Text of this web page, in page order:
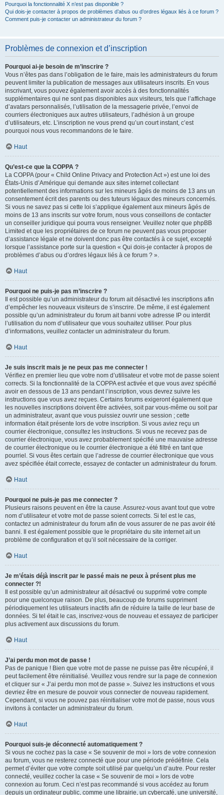
Pourquoi la fonctionnalité X n’est pas disponible ?
Qui dois-je contacter à propos de problèmes d’abus ou d’ordres légaux liés à ce forum ?
Comment puis-je contacter un administrateur du forum ?
Problèmes de connexion et d’inscription
Pourquoi ai-je besoin de m’inscrire ?
Vous n’êtes pas dans l’obligation de le faire, mais les administrateurs du forum
peuvent limiter la publication de messages aux utilisateurs inscrits. En vous
inscrivant, vous pouvez également avoir accès à des fonctionnalités
supplémentaires qui ne sont pas disponibles aux visiteurs, tels que l’affichage
d’avatars personnalisés, l’utilisation de la messagerie privée, l’envoi de
courriers électroniques aux autres utilisateurs, l’adhésion à un groupe
d’utilisateurs, etc. L’inscription ne vous prend qu’un court instant, c’est
pourquoi nous vous recommandons de le faire.
Haut
Qu’est-ce que la COPPA ?
La COPPA (pour « Child Online Privacy and Protection Act ») est une loi des
États-Unis d’Amérique qui demande aux sites internet collectant
potentiellement des informations sur les mineurs âgés de moins de 13 ans un
consentement écrit des parents ou des tuteurs légaux des mineurs concernés.
Si vous ne savez pas si cette loi s’applique également aux mineurs âgés de
moins de 13 ans inscrits sur votre forum, nous vous conseillons de contacter
un conseiller juridique qui pourra vous renseigner. Veuillez noter que phpBB
Limited et que les propriétaires de ce forum ne peuvent pas vous proposer
d’assistance légale et ne doivent donc pas être contactés à ce sujet, excepté
lorsque l’assistance porte sur la question « Qui dois-je contacter à propos de
problèmes d’abus ou d’ordres légaux liés à ce forum ? ».
Haut
Pourquoi ne puis-je pas m’inscrire ?
Il est possible qu’un administrateur du forum ait désactivé les inscriptions afin
d’empêcher les nouveaux visiteurs de s’inscrire. De même, il est également
possible qu’un administrateur du forum ait banni votre adresse IP ou interdit
l’utilisation du nom d’utilisateur que vous souhaitez utiliser. Pour plus
d’informations, veuillez contacter un administrateur du forum.
Haut
Je suis inscrit mais je ne peux pas me connecter !
Vérifiez en premier lieu que votre nom d’utilisateur et votre mot de passe soient
corrects. Si la fonctionnalité de la COPPA est activée et que vous avez spécifié
avoir en dessous de 13 ans pendant l’inscription, vous devrez suivre les
instructions que vous avez reçues. Certains forums exigeront également que
les nouvelles inscriptions doivent être activées, soit par vous-même ou soit par
un administrateur, avant que vous puissiez ouvrir une session ; cette
information était présente lors de votre inscription. Si vous aviez reçu un
courrier électronique, consultez les instructions. Si vous ne recevez pas de
courrier électronique, vous avez probablement spécifié une mauvaise adresse
de courrier électronique ou le courrier électronique a été filtré en tant que
pourriel. Si vous êtes certain que l’adresse de courrier électronique que vous
avez spécifiée était correcte, essayez de contacter un administrateur du forum.
Haut
Pourquoi ne puis-je pas me connecter ?
Plusieurs raisons peuvent en être la cause. Assurez-vous avant tout que votre
nom d’utilisateur et votre mot de passe soient corrects. Si tel est le cas,
contactez un administrateur du forum afin de vous assurer de ne pas avoir été
banni. Il est également possible que le propriétaire du site internet ait un
problème de configuration et qu’il soit nécessaire de la corriger.
Haut
Je m’étais déjà inscrit par le passé mais ne peux à présent plus me
connecter ?!
Il est possible qu’un administrateur ait désactivé ou supprimé votre compte
pour une quelconque raison. De plus, beaucoup de forums suppriment
périodiquement les utilisateurs inactifs afin de réduire la taille de leur base de
données. Si tel était le cas, inscrivez-vous de nouveau et essayez de participer
plus activement aux discussions du forum.
Haut
J’ai perdu mon mot de passe !
Pas de panique ! Bien que votre mot de passe ne puisse pas être récupéré, il
peut facilement être réinitialisé. Veuillez vous rendre sur la page de connexion
et cliquer sur « J’ai perdu mon mot de passe ». Suivez les instructions et vous
devriez être en mesure de pouvoir vous connecter de nouveau rapidement.
Cependant, si vous ne pouvez pas réinitialiser votre mot de passe, nous vous
invitons à contacter un administrateur du forum.
Haut
Pourquoi suis-je déconnecté automatiquement ?
Si vous ne cochez pas la case « Se souvenir de moi » lors de votre connexion
au forum, vous ne resterez connecté que pour une période prédéfinie. Cela
permet d’éviter que votre compte soit utilisé par quelqu’un d’autre. Pour rester
connecté, veuillez cocher la case « Se souvenir de moi » lors de votre
connexion au forum. Ceci n’est pas recommandé si vous accédez au forum
depuis un ordinateur public, comme une librairie, un cybercafé, une université,